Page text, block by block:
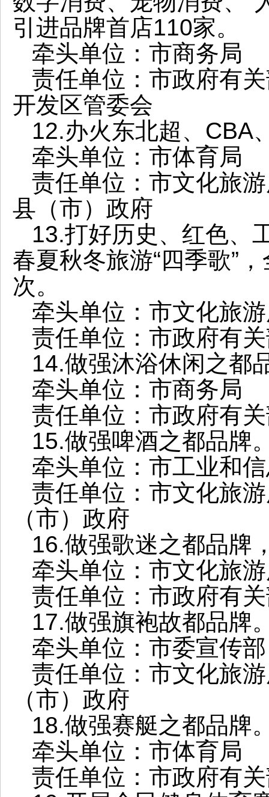
引进品牌首店110家。
牵头单位：市商务局
责任单位：市政府有
开发区管委会
12.办火东北超、CBA
牵头单位：市体育局
责任单位：市文化旅
县（市）政府
13.打好历史、红色、
春夏秋冬旅游“四季歌”
次。
牵头单位：市文化旅
责任单位：市政府有
14.做强沐浴休闲之都
牵头单位：市商务局
责任单位：市政府有
15.做强啤酒之都品牌
牵头单位：市工业和
责任单位：市文化旅
（市）政府
16.做强歌迷之都品牌
牵头单位：市文化旅
责任单位：市政府有
17.做强旗袍故都品牌
牵头单位：市委宣传部
责任单位：市文化旅
（市）政府
18.做强赛艇之都品牌
牵头单位：市体育局
责任单位：市政府有